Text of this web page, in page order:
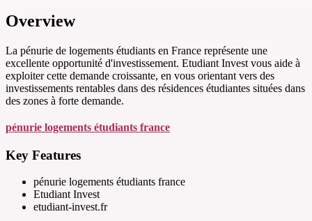
Overview
La pénurie de logements étudiants en France représente une
excellente opportunité d'investissement. Etudiant Invest vous aide à
exploiter cette demande croissante, en vous orientant vers des
investissements rentables dans des résidences étudiantes situées dans
des zones à forte demande.
pénurie logements étudiants france
Key Features
pénurie logements étudiants france
Etudiant Invest
etudiant-invest.fr